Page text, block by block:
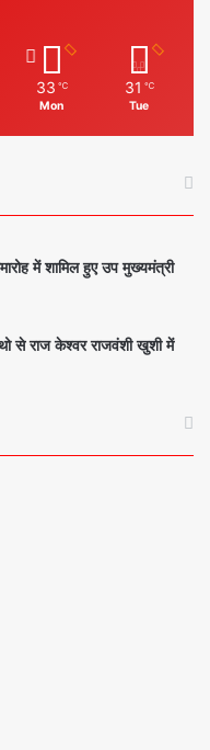
33 ℃
Mon
31 ℃
Tue
में शामिल हुए उप मुख्यमंत्री
से राज केश्वर राजवंशी खुशी में